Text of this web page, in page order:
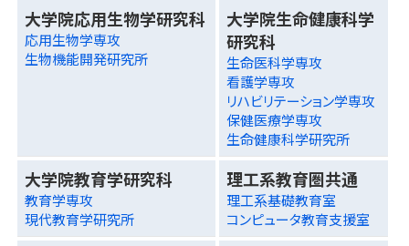
大学院応用生物学研究科
応用生物学専攻
生物機能開発研究所
大学院生命健康科学
研究科
生命医科学専攻
看護学専攻
リハビリテーション学専攻
保健医療学専攻
生命健康科学研究所
大学院教育学研究科
教育学専攻
現代教育学研究所
理工系教育圏共通
理工系基礎教育室
コンピュータ教育支援室